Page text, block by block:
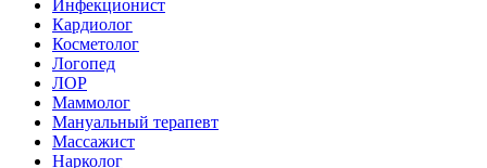
Инфекционист
Кардиолог
Косметолог
Логопед
ЛОР
Маммолог
Мануальный терапевт
Массажист
Нарколог